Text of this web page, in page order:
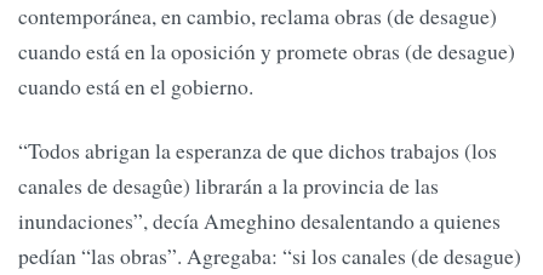
contemporánea, en cambio, reclama obras (de desague)
cuando está en la oposición y promete obras (de desague)
cuando está en el gobierno.
“Todos abrigan la esperanza de que dichos trabajos (los
canales de desagûe) librarán a la provincia de las
inundaciones”, decía Ameghino desalentando a quienes
pedían “las obras”. Agregaba: “si los canales (de desague)